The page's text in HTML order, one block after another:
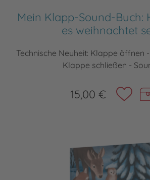
Mein Klapp-Sound-Buch:
es weihnachtet
Technische Neuheit: Klappe öffnen
Klappe schließen -
15,00 €